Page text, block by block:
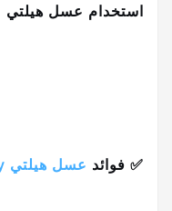
استخدام عسل هيلتي
✅ فوائد عسل هيلتي hilti honey